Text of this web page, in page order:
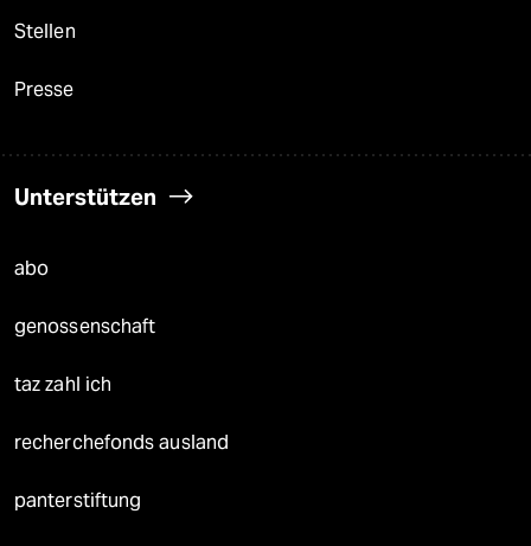
Stellen
Presse
Unterstützen
abo
genossenschaft
taz zahl ich
recherchefonds ausland
panterstiftung